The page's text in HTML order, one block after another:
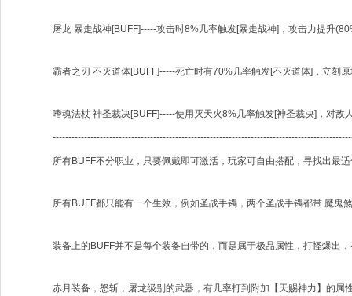
屠龙 暴走战神[BUFF]-----攻击时8%几率触发[暴走战神]，攻击力提升
霸者之刃 不灭道体[BUFF]-----死亡时有70%几率触发[不灭道体]，立刻
嗜魂法杖 神圣裁决[BUFF]-----使用灭天火8%几率触发[神圣裁决]，对
所有BUFF不分职业，只要佩戴即可激活，玩家可自由搭配，寻找出最
所有BUFF都只能有一个生效，例如圣战手镯，两个圣战手镯都带 魔鬼
装备上的BUFF并不是每个装备自带的，而是属于极品属性，打怪爆出
赤月装备，怒斩，屠龙级别的武器，有几率打到附加【天赐神力】的